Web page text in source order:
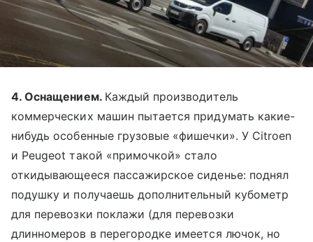
4. Оснащением. Каждый производитель
коммерческих машин пытается придумать какие-
нибудь особенные грузовые «фишечки». У Citroen
и Peugeot такой «примочкой» стало
откидывающееся пассажирское сиденье: поднял
подушку и получаешь дополнительный кубометр
для перевозки поклажи (для перевозки
длинномеров в перегородке имеется лючок, но